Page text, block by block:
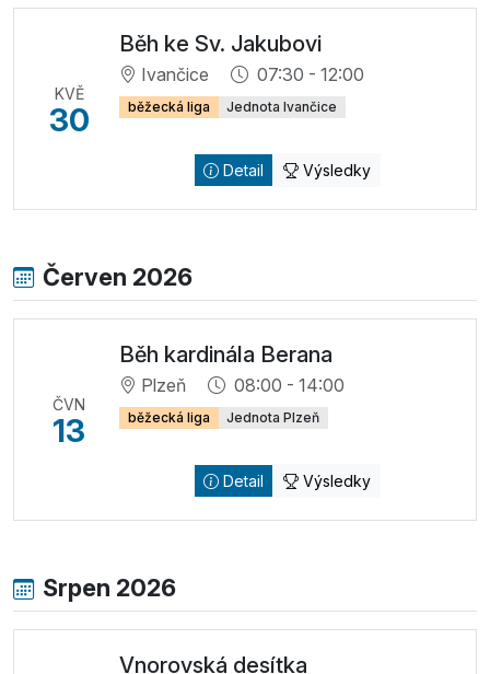
KVĚ
30
Běh ke Sv. Jakubovi
Ivančice 07:30 - 12:00
běžecká liga Jednota Ivančice
Detail Výsledky
Červen 2026
ČVN
13
Běh kardinála Berana
Plzeň 08:00 - 14:00
běžecká liga Jednota Plzeň
Detail Výsledky
Srpen 2026
Vnorovská desítka